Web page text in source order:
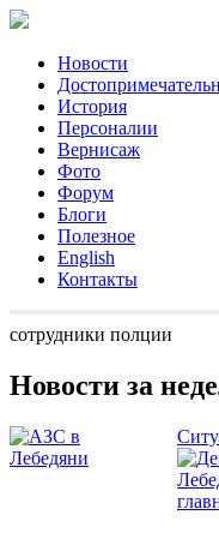
Новости
История
Персоналии
Вернисаж
Фото
Форум
Блоги
Полезное
English
Контакты
сотрудники полции
Новости за